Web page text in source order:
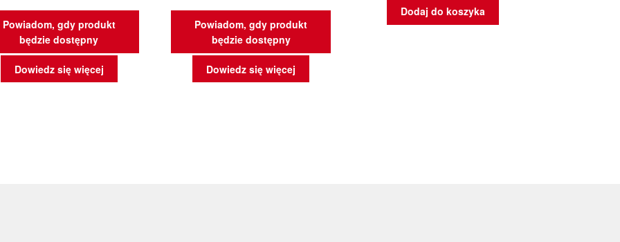
Powiadom, gdy produkt
będzie dostępny
Dowiedz się więcej
Powiadom, gdy produkt
będzie dostępny
Dowiedz się więcej
Dodaj do koszyka